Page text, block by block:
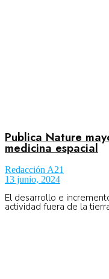
Publica Nature
medicina espacial
Redacción A21
13 junio, 2024
El desarrollo e
actividad fuera de la